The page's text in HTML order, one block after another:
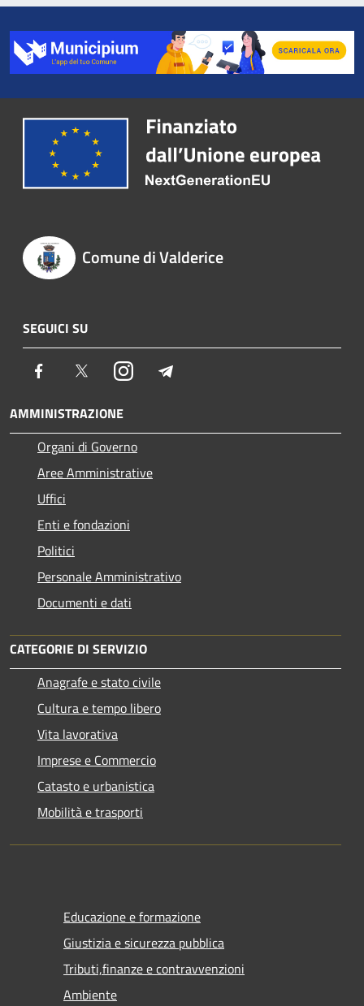
Comune di Valderice
SEGUICI SU
Facebook TwitterInstagram
AMMINISTRAZIONE
Organi di Governo
Aree Amministrative
Uffici
Enti e fondazioni
Politici
Personale Amministrativo
Documenti e dati
CATEGORIE DI SERVIZIO
Anagrafe e stato civile
Cultura e tempo libero
Vita lavorativa
Imprese e Commercio
Catasto e urbanistica
Mobilità e trasporti
Educazione e formazione
Giustizia e sicurezza pubblica
Tributi,finanze e contravvenzioni
Ambiente